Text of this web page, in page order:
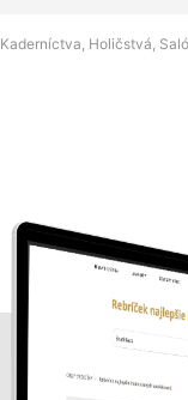
Kaderníctva, Holičstvá,